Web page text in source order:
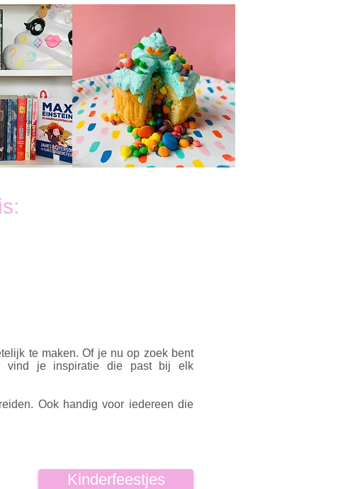
te maken. Of je nu op zoek bent
vind je inspiratie die past bij elk
Ook handig voor iedereen die
Kinderfeestjes